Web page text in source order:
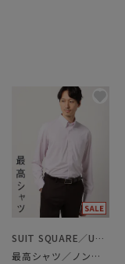
SUIT SQUARE／UNIVERSAL LANGUAGE
最高シャツ／ノンアイロンジャージードレスシャツ